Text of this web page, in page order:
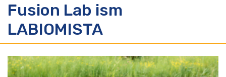
Fusion Lab ism
LABIOMISTA